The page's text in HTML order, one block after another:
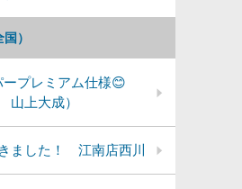
）
ープレミアム仕様😊
山上大成）
ました！ 江南店西川